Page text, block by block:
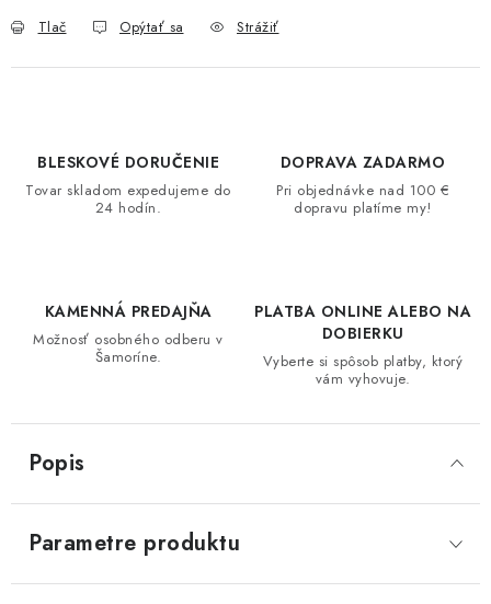
Tlač Opýtať sa Strážiť
BLESKOVÉ DORUČENIE
Tovar skladom expedujeme do
24 hodín.
DOPRAVA ZADARMO
Pri objednávke nad 100 €
dopravu platíme my!
KAMENNÁ PREDAJŇA
Možnosť osobného odberu v
Šamoríne.
PLATBA ONLINE ALEBO NA
DOBIERKU
Vyberte si spôsob platby, ktorý
vám vyhovuje.
Popis
Parametre produktu